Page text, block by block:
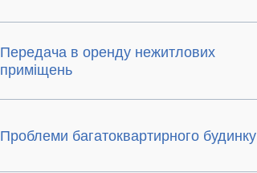
Передача в оренду нежитлових
приміщень
Проблеми багатоквартирного будинку